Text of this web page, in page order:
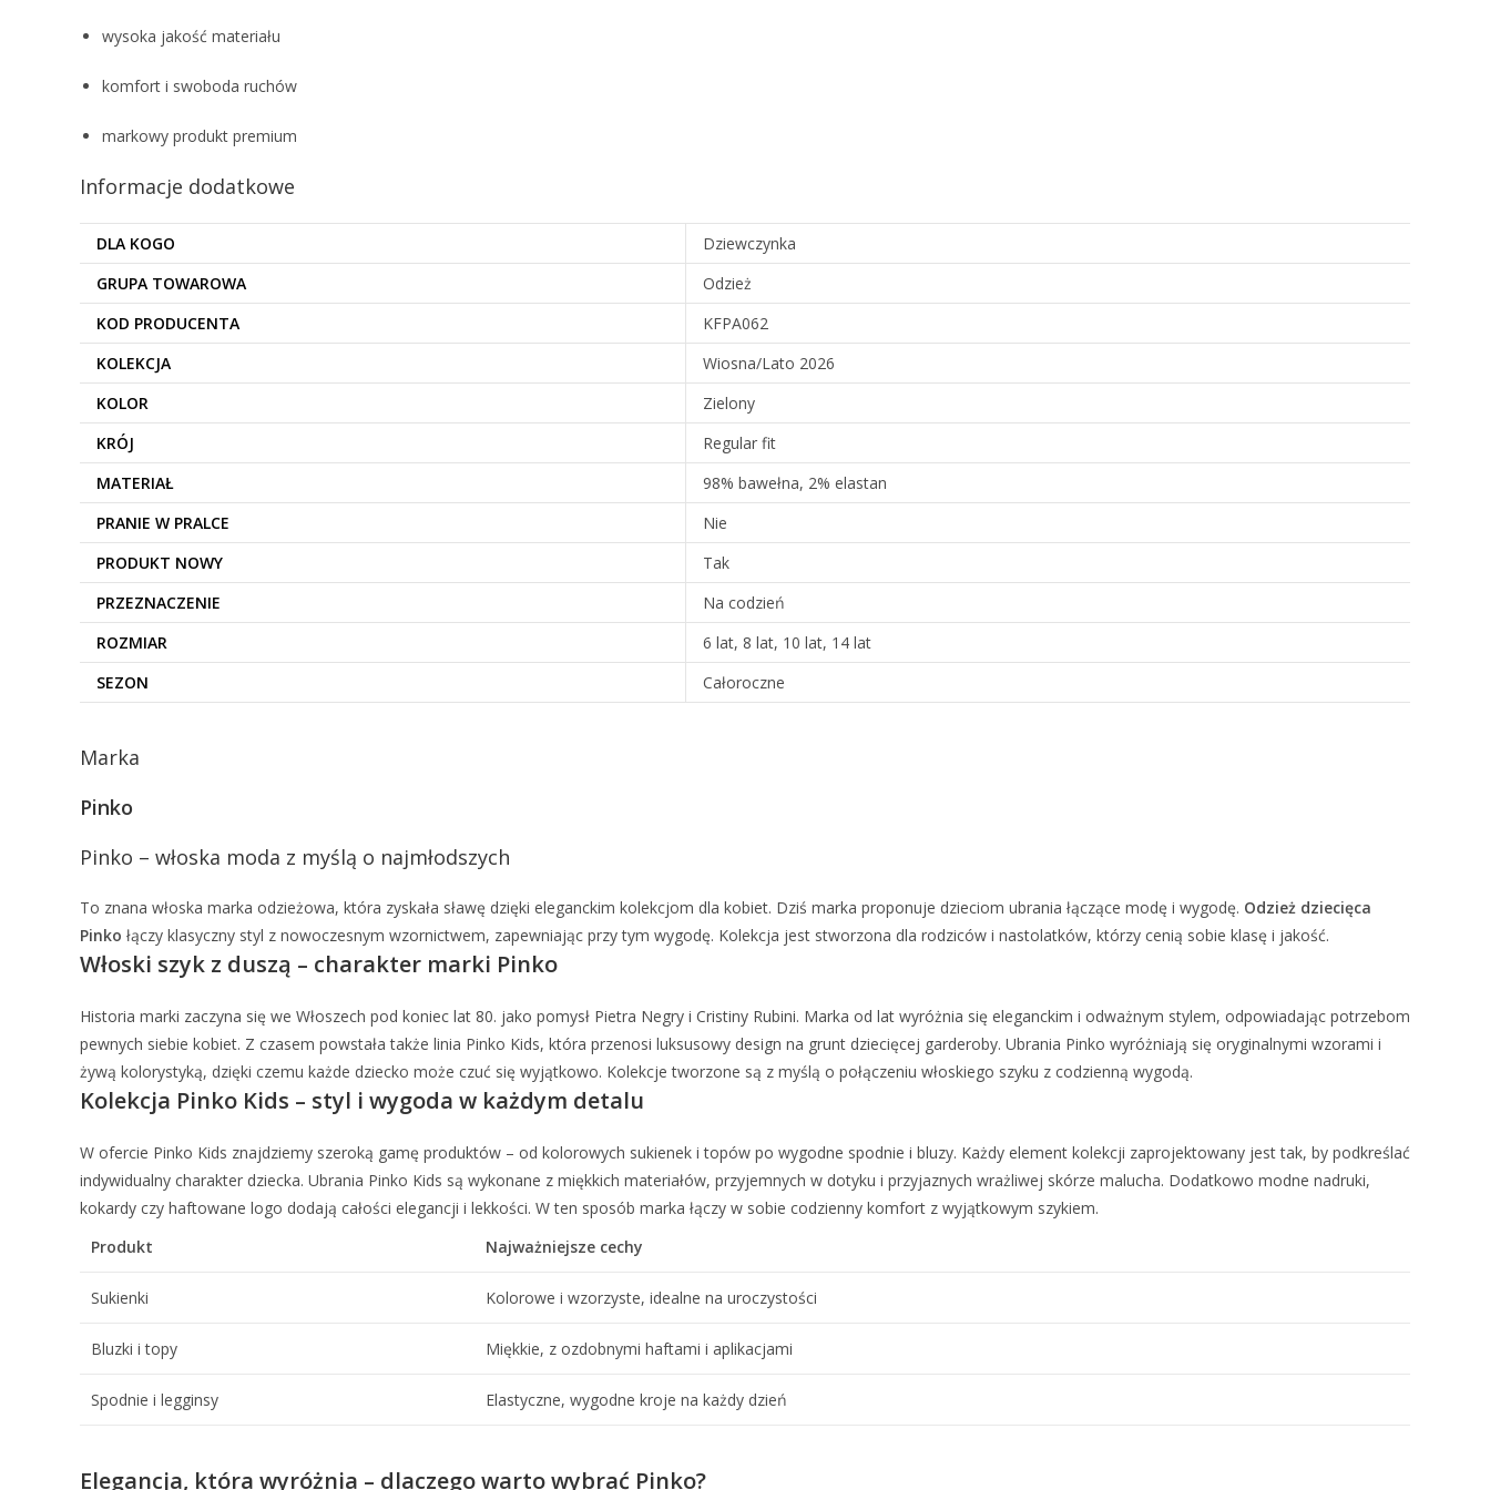
wysoka jakość materiału
komfort i swoboda ruchów
markowy produkt premium
Informacje dodatkowe
DLA KOGO
Dziewczynka
GRUPA TOWAROWA
Odzież
KOD PRODUCENTA
KFPA062
KOLEKCJA
Wiosna/Lato 2026
KOLOR
Zielony
KRÓJ
Regular fit
MATERIAŁ
98% bawełna, 2% elastan
PRANIE W PRALCE
Nie
PRODUKT NOWY
Tak
PRZEZNACZENIE
Na codzień
ROZMIAR
6 lat, 8 lat, 10 lat, 14 lat
SEZON
Całoroczne
Marka
Pinko
Pinko – włoska moda z myślą o najmłodszych
To znana włoska marka odzieżowa, która zyskała sławę dzięki eleganckim kolekcjom dla kobiet. Dziś marka proponuje dzieciom ubrania łączące modę i wygodę. Odzież dziecięca
Pinko łączy klasyczny styl z nowoczesnym wzornictwem, zapewniając przy tym wygodę. Kolekcja jest stworzona dla rodziców i nastolatków, którzy cenią sobie klasę i jakość.
Włoski szyk z duszą – charakter marki Pinko
Historia marki zaczyna się we Włoszech pod koniec lat 80. jako pomysł Pietra Negry i Cristiny Rubini. Marka od lat wyróżnia się eleganckim i odważnym stylem, odpowiadając potrzebom
pewnych siebie kobiet. Z czasem powstała także linia Pinko Kids, która przenosi luksusowy design na grunt dziecięcej garderoby. Ubrania Pinko wyróżniają się oryginalnymi wzorami i
żywą kolorystyką, dzięki czemu każde dziecko może czuć się wyjątkowo. Kolekcje tworzone są z myślą o połączeniu włoskiego szyku z codzienną wygodą.
Kolekcja Pinko Kids – styl i wygoda w każdym detalu
W ofercie Pinko Kids znajdziemy szeroką gamę produktów – od kolorowych sukienek i topów po wygodne spodnie i bluzy. Każdy element kolekcji zaprojektowany jest tak, by podkreślać
indywidualny charakter dziecka. Ubrania Pinko Kids są wykonane z miękkich materiałów, przyjemnych w dotyku i przyjaznych wrażliwej skórze malucha. Dodatkowo modne nadruki,
kokardy czy haftowane logo dodają całości elegancji i lekkości. W ten sposób marka łączy w sobie codzienny komfort z wyjątkowym szykiem.
Produkt
Najważniejsze cechy
Sukienki Kolorowe i wzorzyste, idealne na uroczystości
Bluzki i topy Miękkie, z ozdobnymi haftami i aplikacjami
Spodnie i legginsy Elastyczne, wygodne kroje na każdy dzień
Elegancja, która wyróżnia – dlaczego warto wybrać Pinko?